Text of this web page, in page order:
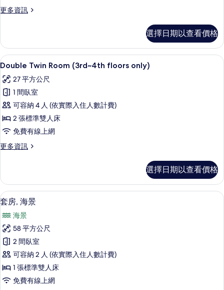
城
景
觀
(Special
Rate)
的
所
有
相
片
更多資訊
更
雙
床
房,
市
景
觀
(Special
Rate)
的
詳
情
選擇日期以查看價格
顯
示
Double
Twin
Room
(3rd~4th
floors
only)
有
相
片
Double Twin Room (3rd~4th floors
8
Double Twin Room (3rd~4th floors only)
27 平方公尺
1 間臥室
可容納 4 人 (依實際入住人數計費)
2 張標準雙人床
免費有線上網
更多資訊
更
Room
(3rd~4th
floors
的
詳
情
選擇日期以查看價格
顯
套
房,
海
景
的
套房, 海景 | 高級寢具、羽絨被、客房
11
套房, 海景
海景
58 平方公尺
2 間臥室
可容納 2 人 (依實際入住人數計費)
1 張標準雙人床
免費有線上網